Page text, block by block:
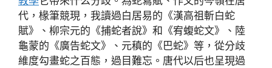
代，椽筆競現，我讀過白居易的《漢高祖斬白蛇
賦》、柳宗元的《捕蛇者說》和《宥蝮蛇文》、陸
龜蒙的《廣告蛇文》、元稹的《巴蛇》等，從分歧
維度勾畫蛇之百態，過目難忘。唐代以后也呈現過